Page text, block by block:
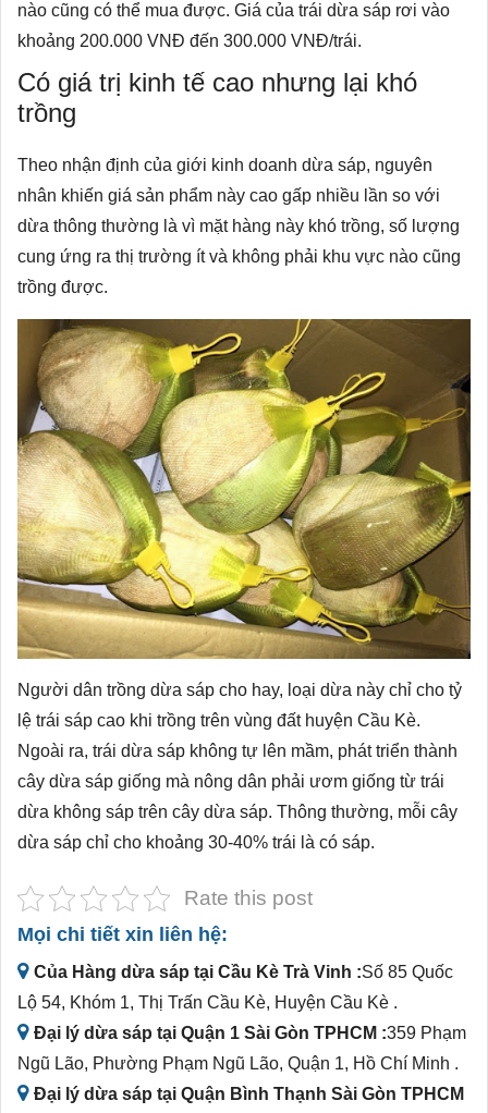
nào cũng có thể mua được. Giá của trái dừa sáp rơi vào
khoảng 200.000 VNĐ đến 300.000 VNĐ/trái.
Có giá trị kinh tế cao nhưng lại khó
trồng
Theo nhận định của giới kinh doanh dừa sáp, nguyên
nhân khiến giá sản phẩm này cao gấp nhiều lần so với
dừa thông thường là vì mặt hàng này khó trồng, số lượng
cung ứng ra thị trường ít và không phải khu vực nào cũng
trồng được.
Người dân trồng dừa sáp cho hay, loại dừa này chỉ cho tỷ
lệ trái sáp cao khi trồng trên vùng đất huyện Cầu Kè.
Ngoài ra, trái dừa sáp không tự lên mầm, phát triển thành
cây dừa sáp giống mà nông dân phải ươm giống từ trái
dừa không sáp trên cây dừa sáp. Thông thường, mỗi cây
dừa sáp chỉ cho khoảng 30-40% trái là có sáp.
Rate this post
Mọi chi tiết xin liên hệ:
Của Hàng dừa sáp tại Cầu Kè Trà Vinh :Số 85 Quốc
Lộ 54, Khóm 1, Thị Trấn Cầu Kè, Huyện Cầu Kè .
Đại lý dừa sáp tại Quận 1 Sài Gòn TPHCM :359 Phạm
Ngũ Lão, Phường Phạm Ngũ Lão, Quận 1, Hồ Chí Minh .
Đại lý dừa sáp tại Quận Bình Thạnh Sài Gòn TPHCM